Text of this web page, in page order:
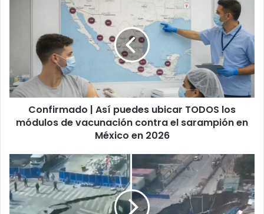
módulos
de
vacunación
contra
en
México
en
2026
Confirmado | Así puedes ubicar TODOS los
módulos de vacunación contra el sarampión en
México en 2026
Colapso
en
Shanghái:
Un
socavón